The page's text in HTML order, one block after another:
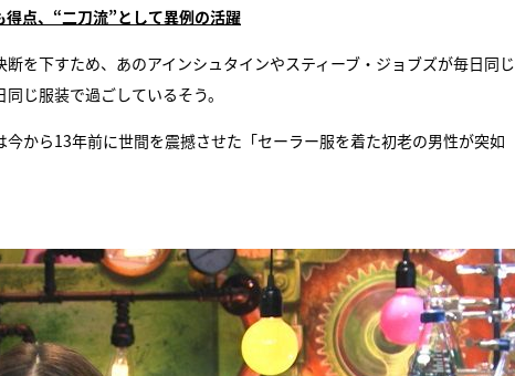
点、“二刀流”として異例の活躍
を下すため、あのアインシュタインやスティーブ・ジョブズが毎日同じ
じ服装で過ごしているそう。
から13年前に世間を震撼させた「セーラー服を着た初老の男性が突如